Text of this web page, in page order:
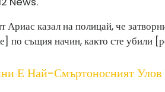
Ариас казал на полицай, че
по същия начин, както сте убили
Е Най-Смъртоносният